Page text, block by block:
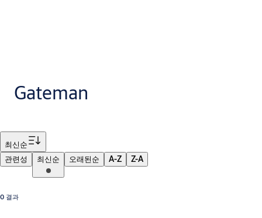
Gateman
터
최신순
관련성
최신순 오래된순 A-Z Z-A
0 결과